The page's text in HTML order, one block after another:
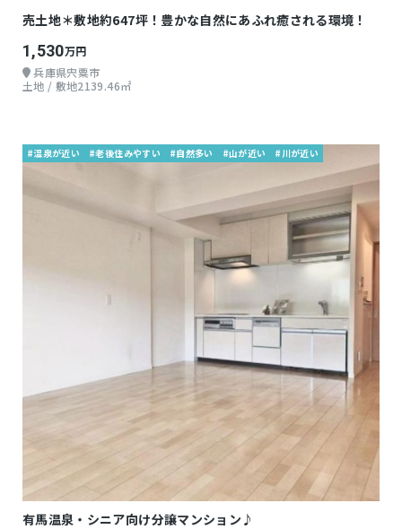
売土地＊敷地約647坪！豊かな自然にあふれ癒される環境！
1,530万円
兵庫県宍粟市
土地 / 敷地2139.46㎡
#温泉が近い #老後住みやすい #自然多い #山が近い #川が近い
有馬温泉・シニア向け分譲マンション♪